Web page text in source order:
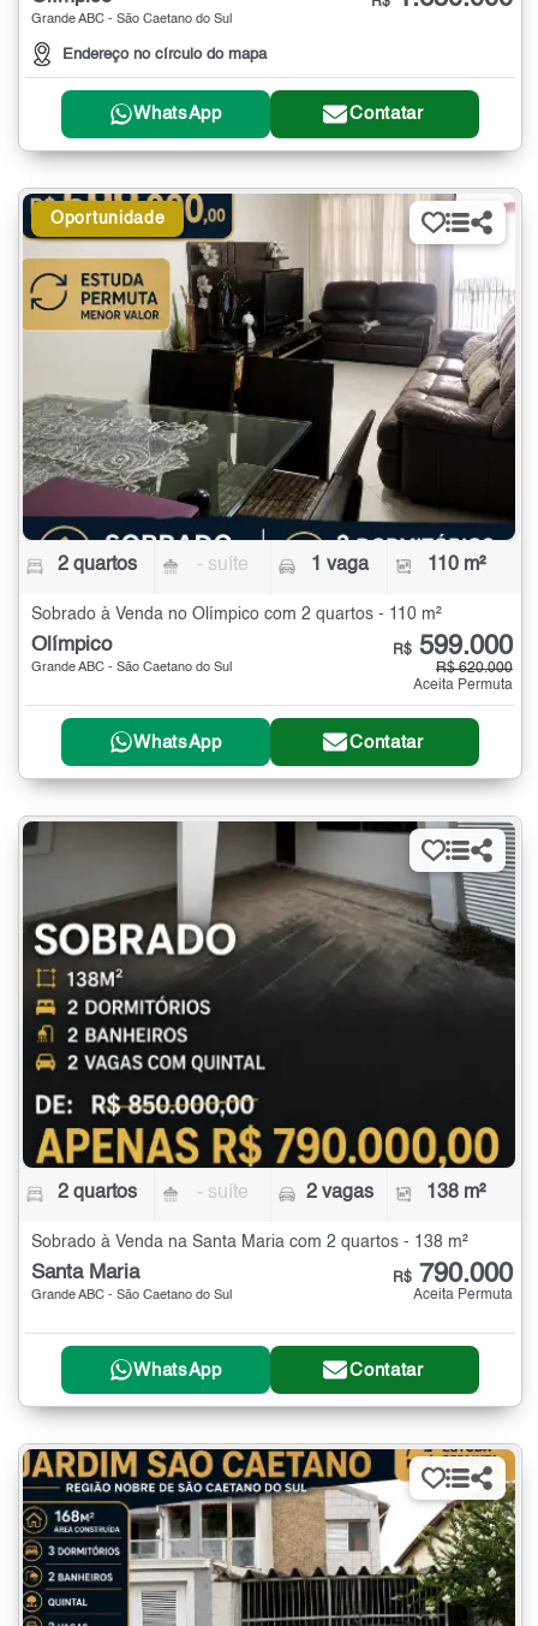
Grande ABC - São Caetano do Sul
Endereço no círculo do mapa
WhatsApp Contatar
Oportunidade
2 quartos - suíte 1 vaga 110 m²
Sobrado à Venda no Olímpico com 2 quartos - 110 m²
Olímpico
Grande ABC - São Caetano do Sul
R$ 599.000
R$ 620.000
Aceita Permuta
WhatsApp Contatar
2 quartos - suíte 2 vagas 138 m²
Sobrado à Venda na Santa Maria com 2 quartos - 138 m²
Santa Maria
Grande ABC - São Caetano do Sul
R$ 790.000
Aceita Permuta
WhatsApp Contatar